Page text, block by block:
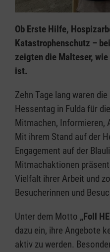
Ob Erste Hilfe,
Katastrophenschutz –
zeigten die Malteser,
ist.
Zehn Tage lang waren
Hessentag in Fulda für
Mitmachen, Informieren,
Mit ihrem Stand auf der
Engagement auf der
Mitmachaktionen
Vielfalt ihrer Arbeit und
Besucherinnen und
Unter dem Motto „Foll
dazu ein, ihre Angebote
aktiv zu werden.